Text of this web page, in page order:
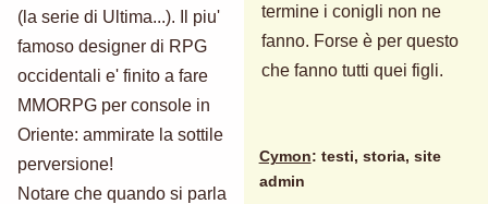
(la serie di Ultima...). Il piu'
famoso designer di RPG
occidentali e' finito a fare
MMORPG per console in
Oriente: ammirate la sottile
perversione!
Notare che quando si parla
termine i conigli non ne
fanno. Forse è per questo
che fanno tutti quei figli.
Cymon: testi, storia, site
admin